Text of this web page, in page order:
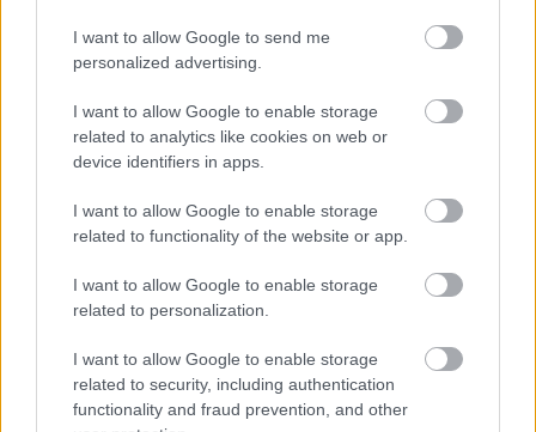
I want to allow Google to send me
personalized advertising.
I want to allow Google to enable storage
related to analytics like cookies on web or
device identifiers in apps.
I want to allow Google to enable storage
related to functionality of the website or app.
I want to allow Google to enable storage
related to personalization.
I want to allow Google to enable storage
related to security, including authentication
functionality and fraud prevention, and other
προκηρύξεις «μαμούθ» (με μόρια)
ΑΣΕΠ - Μόνιμες προσλήψεις στη
Δημοτική Αστυνομία: Νέα οριστικά
αποτελέσματα
Τουρισμός για όλους 2026: Άνοιξαν οι
αιτήσεις - Για ποια ΑΦΜ